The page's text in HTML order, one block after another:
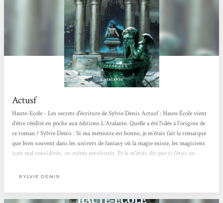
Actusf
Haute-Ecole - Les secrets d'écriture de Sylvie Denis Actusf : Haute École vient
d’être réédité en poche aux éditions L’Atalante. Quelle a été l’idée à l’origine de
ce roman ? Sylvie Denis : Si ma mémoire est bonne, je m'étais fait la remarque
que bien souvent dans les univers de fantasy où la magie existe, les magiciens
sont mal considérés, ou même persécutés. Et je m'étais dit que si j'étais au
j'utiliserais leurs capacités pour mes...
SYLVIE DENIS